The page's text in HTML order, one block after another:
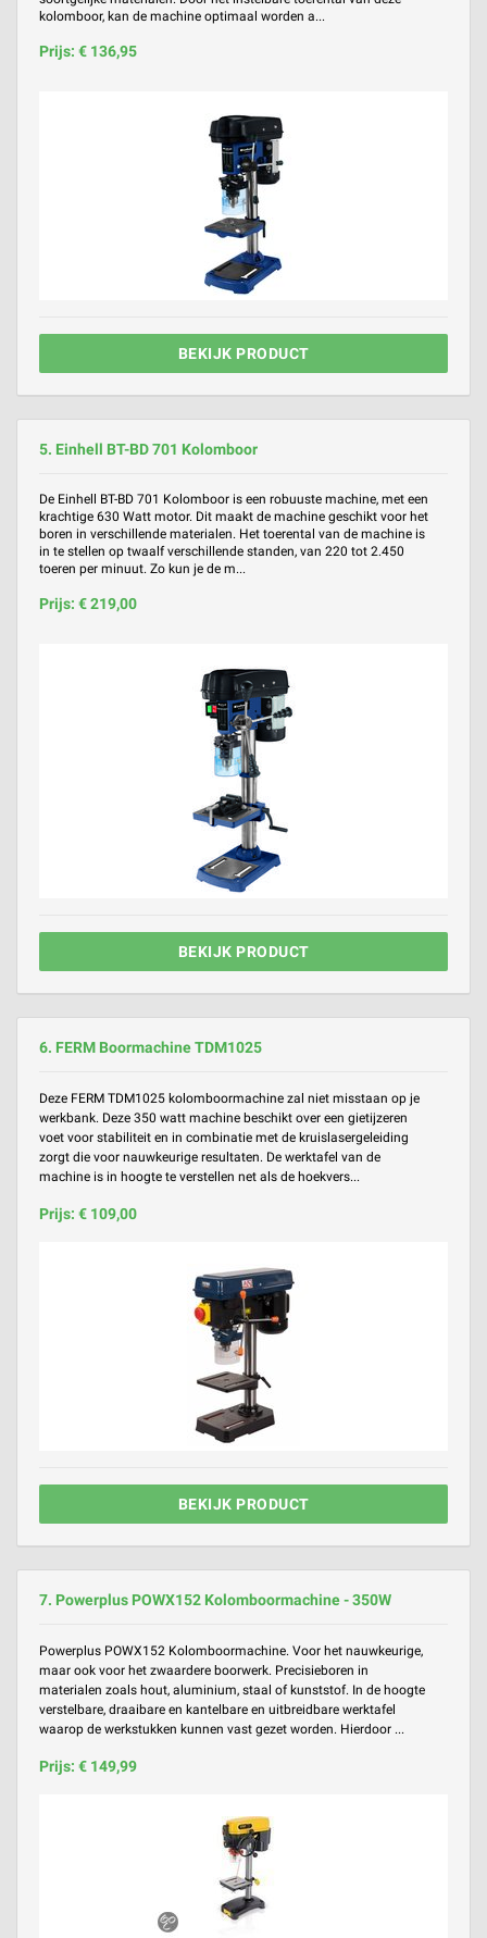
kolomboor, kan de machine optimaal worden a...
Prijs: € 136,95
BEKIJK PRODUCT
5. Einhell BT-BD 701 Kolomboor
De Einhell BT-BD 701 Kolomboor is een robuuste machine, met een
krachtige 630 Watt motor. Dit maakt de machine geschikt voor het
boren in verschillende materialen. Het toerental van de machine is
in te stellen op twaalf verschillende standen, van 220 tot 2.450
toeren per minuut. Zo kun je de m...
Prijs: € 219,00
BEKIJK PRODUCT
6. FERM Boormachine TDM1025
Deze FERM TDM1025 kolomboormachine zal niet misstaan op je
werkbank. Deze 350 watt machine beschikt over een gietijzeren
voet voor stabiliteit en in combinatie met de kruislasergeleiding
zorgt die voor nauwkeurige resultaten. De werktafel van de
machine is in hoogte te verstellen net als de hoekvers...
Prijs: € 109,00
BEKIJK PRODUCT
7. Powerplus POWX152 Kolomboormachine - 350W
Powerplus POWX152 Kolomboormachine. Voor het nauwkeurige,
maar ook voor het zwaardere boorwerk. Precisieboren in
materialen zoals hout, aluminium, staal of kunststof. In de hoogte
verstelbare, draaibare en kantelbare en uitbreidbare werktafel
waarop de werkstukken kunnen vast gezet worden. Hierdoor ...
Prijs: € 149,99